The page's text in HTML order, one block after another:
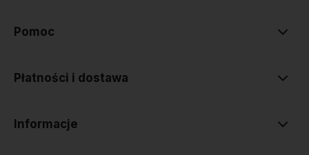
Pomoc
Płatności i dostawa
Informacje